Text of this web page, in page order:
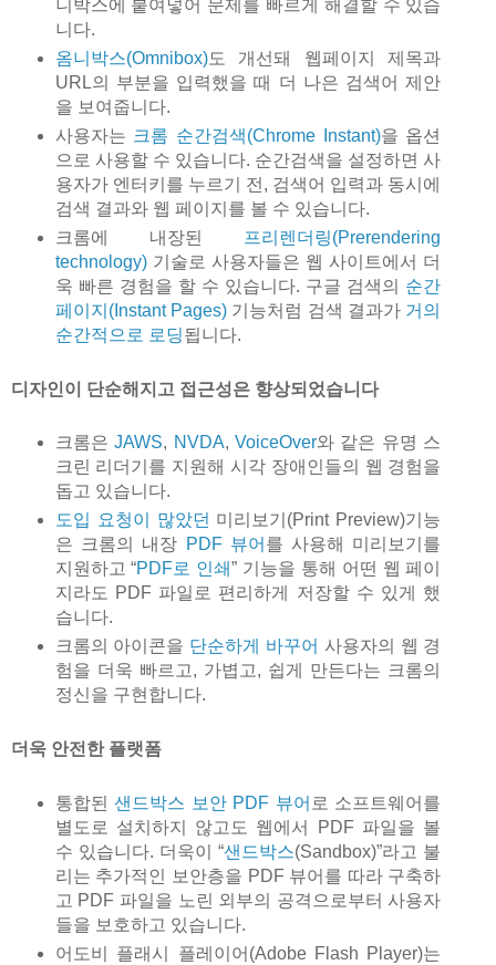
니박스에 붙여넣어 문제를 빠르게 해결할 수 있습
니다.
옴니박스(Omnibox)도 개선돼 웹페이지 제목과
URL의 부분을 입력했을 때 더 나은 검색어 제안
을 보여줍니다.
사용자는 크롬 순간검색(Chrome Instant)을 옵션
으로 사용할 수 있습니다. 순간검색을 설정하면 사
용자가 엔터키를 누르기 전, 검색어 입력과 동시에
검색 결과와 웹 페이지를 볼 수 있습니다.
크롬에 내장된 프리렌더링(Prerendering
technology)기술로 사용자들은 웹 사이트에서 더
욱 빠른 경험을 할 수 있습니다. 구글 검색의 순간
페이지(Instant Pages)기능처럼 검색 결과가 거의
순간적으로 로딩됩니다.
디자인이 단순해지고 접근성은 향상되었습니다
크롬은JAWS, NVDA, VoiceOver와 같은 유명 스
크린 리더기를 지원해 시각 장애인들의 웹 경험을
돕고 있습니다.
도입 요청이 많았던 미리보기(Print Preview)기능
은 크롬의 내장 PDF 뷰어 를 사용해 미리보기를
지원하고 “PDF로 인쇄” 기능을 통해 어떤 웹 페이
지라도 PDF 파일로 편리하게 저장할 수 있게 했
습니다.
크롬의 아이콘을 단순하게 바꾸어 사용자의 웹 경
험을 더욱 빠르고, 가볍고, 쉽게 만든다는 크롬의
정신을 구현합니다.
더욱 안전한 플랫폼
통합된샌드박스 보안 PDF 뷰어 로 소프트웨어를
별도로 설치하지 않고도 웹에서 PDF 파일을 볼
수 있습니다. 더욱이 “샌드박스(Sandbox)”라고 불
리는 추가적인 보안층을 PDF 뷰어를 따라 구축하
고 PDF 파일을 노린 외부의 공격으로부터 사용자
들을 보호하고 있습니다.
어도비 플래시 플레이어(Adobe Flash Player)는